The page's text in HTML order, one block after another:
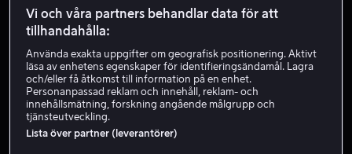
Vi och våra partners behandlar data för att
tillhandahålla:
Använda exakta uppgifter om geografisk positionering. Aktivt
läsa av enhetens egenskaper för identifieringsändamål. Lagra
och/eller få åtkomst till information på en enhet.
Personanpassad reklam och innehåll, reklam- och
innehållsmätning, forskning angående målgrupp och
tjänsteutveckling.
Lista över partner (leverantörer)